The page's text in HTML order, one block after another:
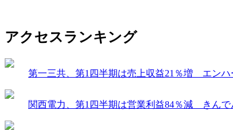
アクセスランキング
第一三共、第1四半期は売上収益21％増 エン
関西電力、第1四半期は営業利益84％減 きんで